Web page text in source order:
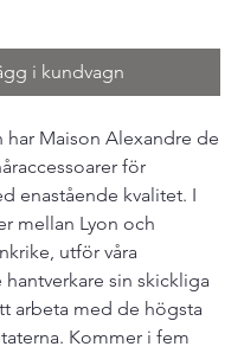
i kundvagn
har Maison Alexandre de
för
enastående kvalitet. I
mellan Lyon och
utför våra
hantverkare sin skickliga
arbeta med de högsta
Kommer i fem